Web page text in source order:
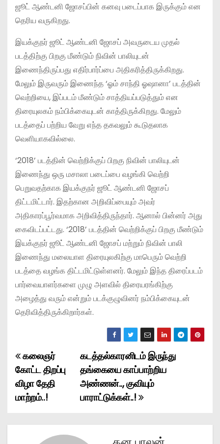
ஜூட் ஆண்டனி ஜோசப்பின் கனவு படைப்பாக இருக்கும் என
தெரிய வருகிறது.
இயக்குநர் ஜூட் ஆண்டனி ஜோசப் அவருடைய முதல்
படத்திற்கு பிறகு மீண்டும் நிவின் பாலியுடன்
இணைந்திருப்பது எதிர்பார்ப்பை அதிகரித்திருக்கிறது.
மேலும் இருவரும் இணைந்த ‘ஓம் சாந்தி ஓஷானா’ படத்தின்
வெற்றியை, இப்படம் மீண்டும் சாத்தியப்படுத்தும் என
திரையுலகம் நம்பிக்கையுடன் காத்திருக்கிறது. மேலும்
படத்தைப் பற்றிய வேறு எந்த தகவலும் கூடுதலாக
வெளியாகவில்லை.
‘2018’ படத்தின் வெற்றிக்குப் பிறகு நிவின் பாலியுடன்
இணைந்து ஒரு மசாலா படைப்பை வழங்கி வெற்றி
பெறுவதற்காக இயக்குநர் ஜூட் ஆண்டனி ஜோசப்
திட்டமிட்டார். இதற்கான அறிவிப்பையும் அவர்
அதிகாரப்பூர்வமாக அறிவித்திருந்தார். ஆனால் பின்னர் அது
கைவிடப்பட்டது. ‘2018’ படத்தின் வெற்றிக்குப் பிறகு மீண்டும்
இயக்குநர் ஜூட் ஆண்டனி ஜோசப் மற்றும் நிவின் பாலி
இணைந்து மலையாள திரையுலகிற்கு மாபெரும் வெற்றி
படத்தை வழங்க திட்டமிட்டுள்ளனர். மேலும் இந்த திரைப்படம்
பார்வையாளர்களை முழு அளவில் திரையரங்கிற்கு
அழைத்து வரும் என்றும் படக்குழுவினர் நம்பிக்கையுடன்
தெரிவித்திருக்கிறார்கள்.
P
o
s
t
கடத்தல்காரனிடம் இருந்து
தங்கையை காப்பாற்றிய
அண்ணன்.., குவியும்
பாராட்டுக்கள்..!
கலைஞர்
கோட்ட திறப்பு
விழா தேதி
மாற்றம்..!